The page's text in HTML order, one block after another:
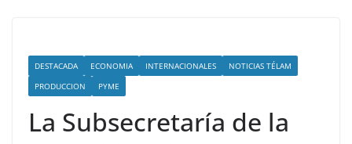
DESTACADA ECONOMIA INTERNACIONALES
NOTICIAS TÉLAM
PRODUCCION
PYME
La Subsecretaría de la